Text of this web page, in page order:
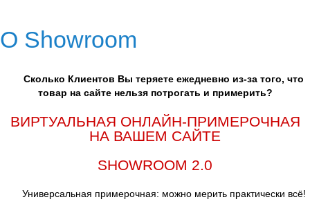
О Showroom
Сколько Клиентов Вы теряете ежедневно из-за того, что
товар на сайте нельзя потрогать и примерить?
ВИРТУАЛЬНАЯ ОНЛАЙН-ПРИМЕРОЧНАЯ
НА ВАШЕМ САЙТЕ
SHOWROOM 2.0
Универсальная примерочная: можно мерить практически всё!